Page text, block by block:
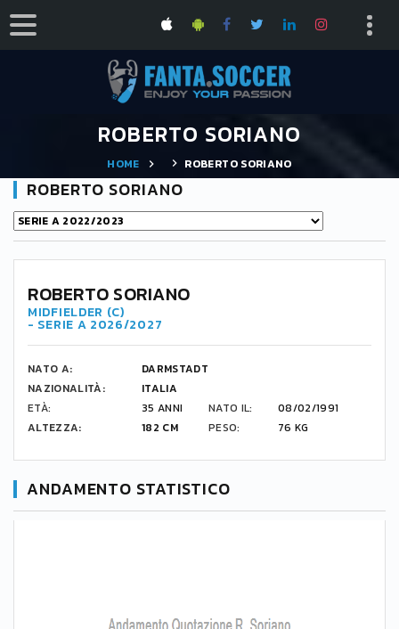
ROBERTO SORIANO
HOME ROBERTO SORIANO
ROBERTO SORIANO
ROBERTO SORIANO
MIDFIELDER (C)
- SERIE A 2026/2027
NATO A:
DARMSTADT
NAZIONALITÀ:
ITALIA
ETÀ:
35 ANNI NATO IL:
08/02/1991
ALTEZZA:
182 CM PESO: 76 KG
ANDAMENTO STATISTICO